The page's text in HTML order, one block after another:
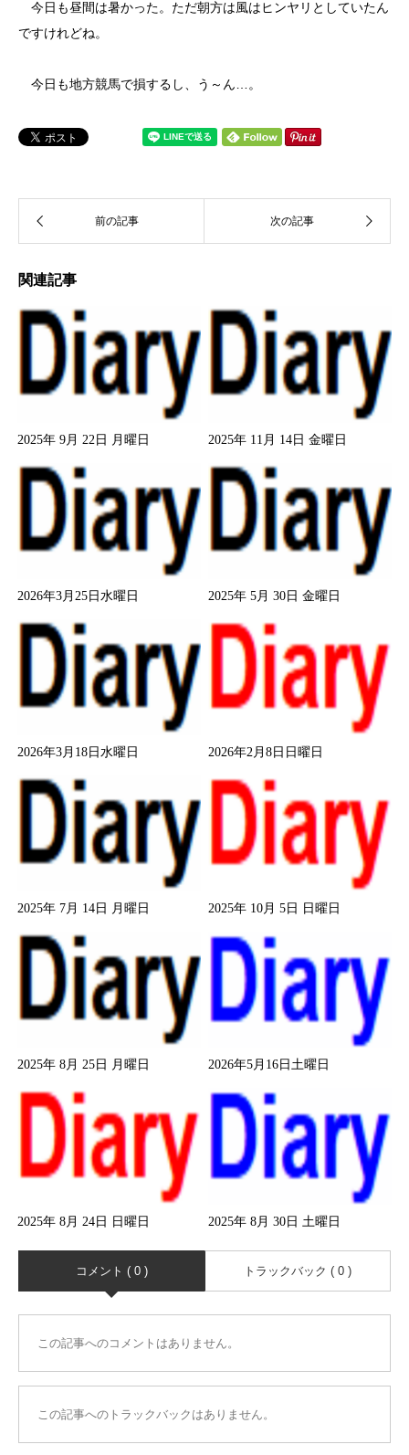
今日も昼間は暑かった。ただ朝方は風はヒンヤリとしていたん
ですけれどね。
今日も地方競馬で損するし、う～ん…。
関連記事
2025年 9月 22日 月曜日 2025年 11月 14日 金曜日
2026年3月25日水曜日 2025年 5月 30日 金曜日
2026年3月18日水曜日 2026年2月8日日曜日
2025年 7月 14日 月曜日 2025年 10月 5日 日曜日
2025年 8月 25日 月曜日 2026年5月16日土曜日
2025年 8月 24日 日曜日 2025年 8月 30日 土曜日
コメント ( 0 ) トラックバック ( 0 )
この記事へのコメントはありません。
この記事へのトラックバックはありません。